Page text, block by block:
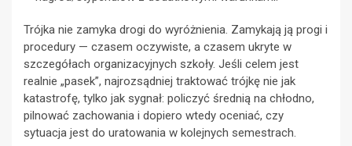
Trójka nie zamyka drogi do wyróżnienia. Zamykają ją progi i
procedury — czasem oczywiste, a czasem ukryte w
szczegółach organizacyjnych szkoły. Jeśli celem jest
realnie „pasek”, najrozsądniej traktować trójkę nie jak
katastrofę, tylko jak sygnał: policzyć średnią na chłodno,
pilnować zachowania i dopiero wtedy oceniać, czy
sytuacja jest do uratowania w kolejnych semestrach.